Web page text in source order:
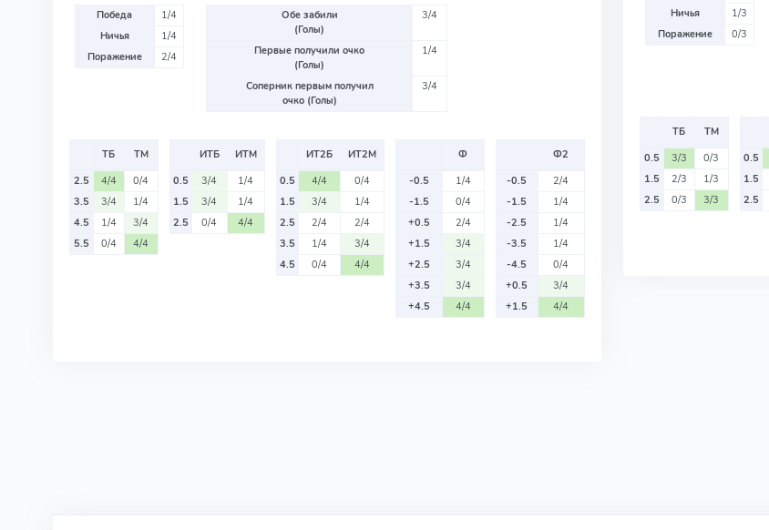
Победа
1/4
Ничья
1/4
Поражение
2/4
Обе забили
(Голы)
3/4
Первые получили очко
(Голы)
1/4
Соперник первым получил
очко (Голы)
3/4
ТБ
ТМ
2.5
4/4
0/4
3.5
3/4
1/4
4.5
1/4
3/4
5.5
0/4 4/4
ИТБ
ИТМ
0.5
3/4
1/4
1.5
3/4
1/4
2.5
0/4 4/4
ИТ2Б
ИТ2М
0.5
4/4
0/4
1.5
3/4
1/4
2.5
2/4
2/4
3.5
1/4
3/4
4.5
0/4 4/4
Ф
-0.5
1/4
-1.5
0/4
+0.5
2/4
+1.5
3/4
+2.5
3/4
+3.5
3/4
+4.5
4/4
Ф2
-0.5
2/4
-1.5
1/4
-2.5
1/4
-3.5
1/4
-4.5
0/4
+0.5
3/4
+1.5
4/4
Ничья
1/3
Поражение
0/3
ТБ
ТМ
0.5
3/3
0/3
1.5
2/3
1/3
2.5
0/3 3/3
0.5
1.5
2.5